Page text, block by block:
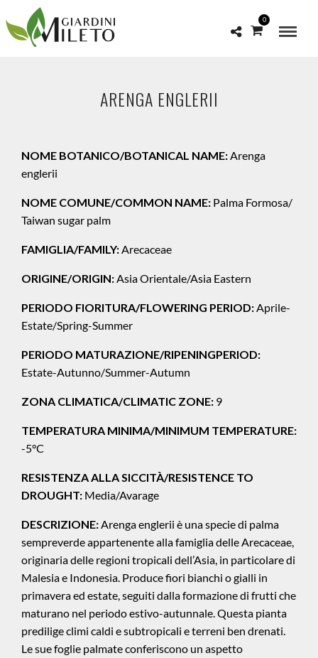
0
ARENGA ENGLERII
NOME BOTANICO/BOTANICAL NAME:Arenga
englerii
NOME COMUNE/COMMON NAME: Palma Formosa/
Taiwan sugar palm
FAMIGLIA/FAMILY:Arecaceae
ORIGINE/ORIGIN:Asia Orientale/Asia Eastern
PERIODO FIORITURA/FLOWERING PERIOD:Aprile-
Estate/Spring-Summer
PERIODO MATURAZIONE/RIPENINGPERIOD:
Estate-Autunno/Summer-Autumn
ZONA CLIMATICA/CLIMATIC ZONE: 9
TEMPERATURA MINIMA/MINIMUM TEMPERATURE:
-5°C
RESISTENZA ALLA SICCITÀ/RESISTENCE TO
DROUGHT: Media/Avarage
DESCRIZIONE:Arenga englerii è una specie di palma
sempreverde appartenente alla famiglia delle Arecaceae,
originaria delle regioni tropicali dell’Asia, in particolare di
Malesia e Indonesia. Produce fiori bianchi o gialli in
primavera ed estate, seguiti dalla formazione di frutti che
maturano nel periodo estivo-autunnale. Questa pianta
predilige climi caldi e subtropicali e terreni ben drenati.
Le sue foglie palmate conferiscono un aspetto